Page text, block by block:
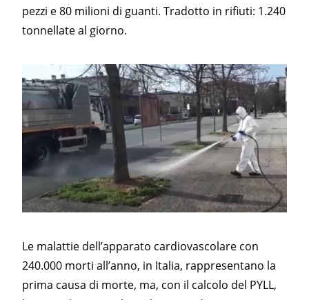
pezzi e 80 milioni di guanti. Tradotto in rifiuti: 1.240
tonnellate al giorno.
Le malattie dell’apparato cardiovascolare con
240.000 morti all’anno, in Italia, rappresentano la
prima causa di morte, ma, con il calcolo del PYLL,